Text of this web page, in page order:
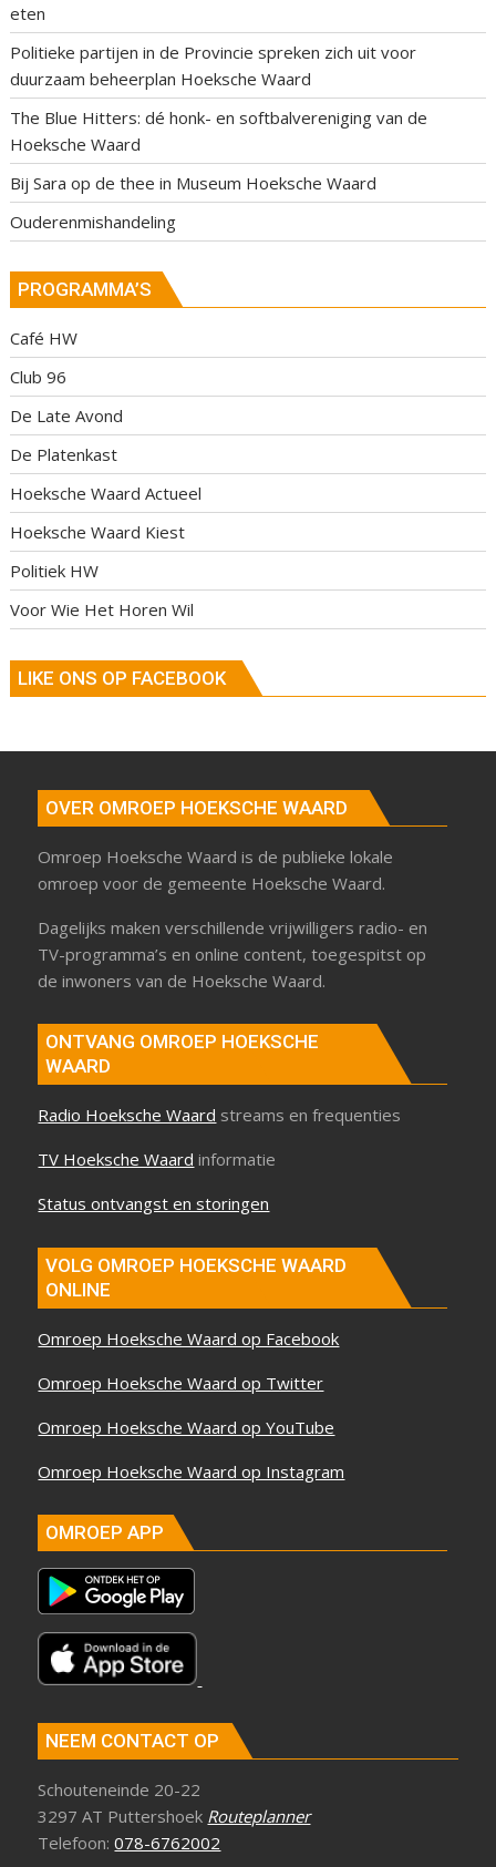
eten
Politieke partijen in de Provincie spreken zich uit voor
duurzaam beheerplan Hoeksche Waard
The Blue Hitters: dé honk- en softbalvereniging van de
Hoeksche Waard
Bij Sara op de thee in Museum Hoeksche Waard
Ouderenmishandeling
PROGRAMMA’S
Café HW
Club 96
De Late Avond
De Platenkast
Hoeksche Waard Actueel
Hoeksche Waard Kiest
Politiek HW
Voor Wie Het Horen Wil
LIKE ONS OP FACEBOOK
OVER OMROEP HOEKSCHE WAARD
Omroep Hoeksche Waard is de publieke lokale
omroep voor de gemeente Hoeksche Waard.
Dagelijks maken verschillende vrijwilligers radio- en
TV-programma’s en online content, toegespitst op
de inwoners van de Hoeksche Waard.
ONTVANG OMROEP HOEKSCHE
WAARD
Radio Hoeksche Waard streams en frequenties
TV Hoeksche Waard informatie
Status ontvangst en storingen
VOLG OMROEP HOEKSCHE WAARD
ONLINE
Omroep Hoeksche Waard op Facebook
Omroep Hoeksche Waard op Twitter
Omroep Hoeksche Waard op YouTube
Omroep Hoeksche Waard op Instagram
OMROEP APP
NEEM CONTACT OP
Schouteneinde 20-22
3297 AT Puttershoek Routeplanner
Telefoon:078-6762002